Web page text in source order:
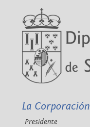
La Corporación
Presidente